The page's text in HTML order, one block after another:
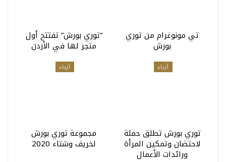
تي مونوغرام من توري
بورش
“توري بورش” تفتتح أول
متجر لها في الأردن
أزياء
توري بورش تطلق حملة
لاحتضان وتمكين المرأة
ورائدات الأعمال
أزياء
مجموعة توري بورش
لخريف وشتاء 2020